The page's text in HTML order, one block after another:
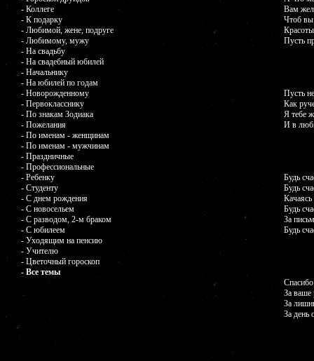
- Коллеге
- К подарку
- Любимой, жене, подруге
- Любимому, мужу
- На свадьбу
- На свадебный юбилей
- Начальнику
- На юбилей по годам
- Новорожденному
- Первокласснику
- По знакам Зодиака
- Пожелания
- По именам - женщинам
- По именам - мужчинам
- Праздничные
- Профессиональные
- Ребенку
- Студенту
- С днем рождения
- С новосельем
- С разводом, 2-м браком
- С юбилеем
- Уходящим на пенсию
- Учителю
- Цветочный гороскоп
- Все темы
Вам
Чтоб вы
Пусть
Пусть
Как
Я тебе
И в
Будь
Будь
Будь
За
Будь
За ваше
За
За день